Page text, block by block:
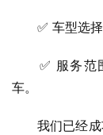
✅ 车型选择
✅ 服务范围
车。
我们已经成